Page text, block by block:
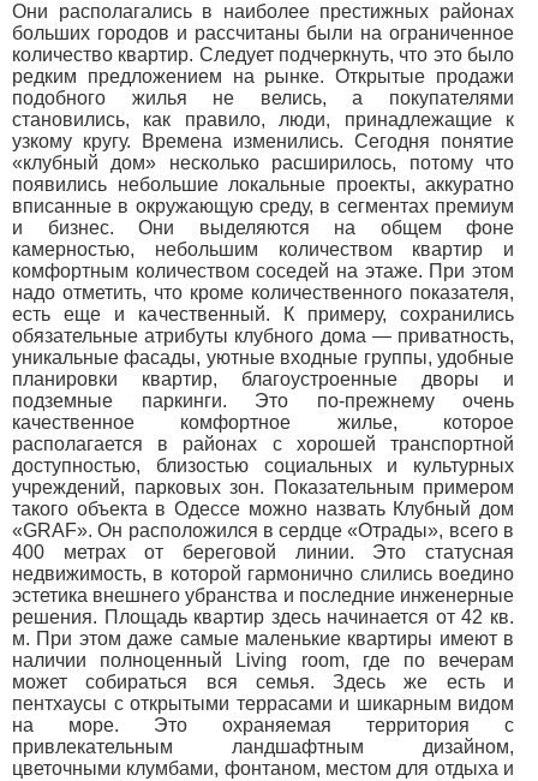
Они располагались в наиболее престижных районах
больших городов и рассчитаны были на ограниченное
количество квартир. Следует подчеркнуть, что это было
редким предложением на рынке. Открытые продажи
подобного жилья не велись, а покупателями
становились, как правило, люди, принадлежащие к
узкому кругу. Времена изменились. Сегодня понятие
«клубный дом» несколько расширилось, потому что
появились небольшие локальные проекты, аккуратно
вписанные в окружающую среду, в сегментах премиум
и бизнес. Они выделяются на общем фоне
камерностью, небольшим количеством квартир и
комфортным количеством соседей на этаже. При этом
надо отметить, что кроме количественного показателя,
есть еще и качественный. К примеру, сохранились
обязательные атрибуты клубного дома — приватность,
уникальные фасады, уютные входные группы, удобные
планировки квартир, благоустроенные дворы и
подземные паркинги. Это по-прежнему очень
качественное комфортное жилье, которое
располагается в районах с хорошей транспортной
доступностью, близостью социальных и культурных
учреждений, парковых зон. Показательным примером
такого объекта в Одессе можно назвать Клубный дом
«GRAF». Он расположился в сердце «Отрады», всего в
400 метрах от береговой линии. Это статусная
недвижимость, в которой гармонично слились воедино
эстетика внешнего убранства и последние инженерные
решения. Площадь квартир здесь начинается от 42 кв.
м. При этом даже самые маленькие квартиры имеют в
наличии полноценный Living room, где по вечерам
может собираться вся семья. Здесь же есть и
пентхаусы с открытыми террасами и шикарным видом
на море. Это охраняемая территория с
привлекательным ландшафтным дизайном,
цветочными клумбами, фонтаном, местом для отдыха и